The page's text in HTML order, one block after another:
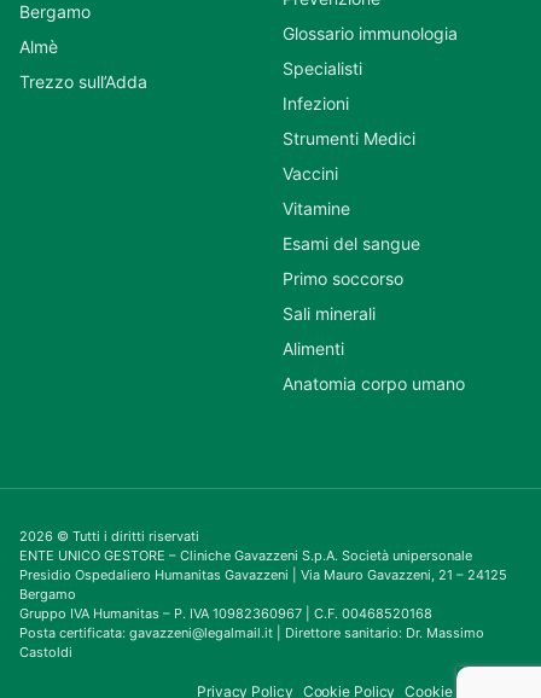
Bergamo
Almè
Trezzo sull’Adda
Glossario immunologia
Specialisti
Infezioni
Strumenti Medici
Vaccini
Vitamine
Esami del sangue
Primo soccorso
Sali minerali
Alimenti
Anatomia corpo umano
2026 © Tutti i diritti riservati
ENTE UNICO GESTORE – Cliniche Gavazzeni S.p.A. Società unipersonale
Presidio Ospedaliero Humanitas Gavazzeni | Via Mauro Gavazzeni, 21 – 24125
Bergamo
Gruppo IVA Humanitas – P. IVA 10982360967 | C.F. 00468520168
Posta certificata: gavazzeni@legalmail.it | Direttore sanitario: Dr. Massimo
Castoldi
Privacy Policy Cookie Policy Cookie Consent